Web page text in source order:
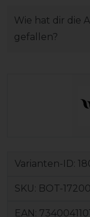
Wie hat dir die
gefallen?
Varianten-ID:
SKU: BOT-
EAN: